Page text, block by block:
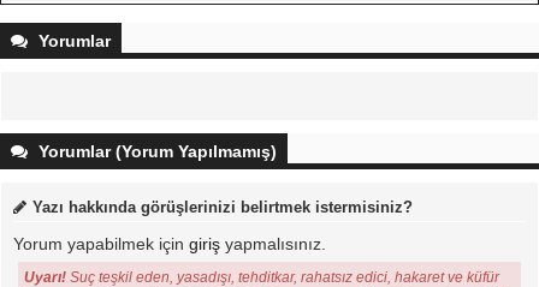
Yorumlar
Yorumlar (Yorum Yapılmamış)
Yazı hakkında görüşlerinizi belirtmek istermisiniz?
Yorum yapabilmek için giriş yapmalısınız.
Uyarı! Suç teşkil eden, yasadışı, tehditkar, rahatsız edici, hakaret ve küfür